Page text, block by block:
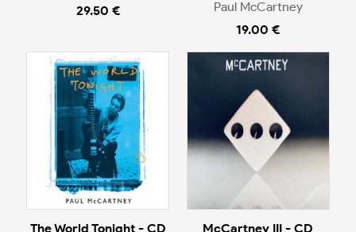
29.50 €
Paul McCartney
19.00 €
The World Tonight - CD
McCartney III - CD